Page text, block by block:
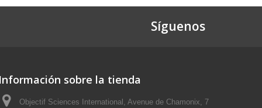
Síguenos
Información sobre la tienda
Objectif Sciences International, Avenue de Chamonix, 7